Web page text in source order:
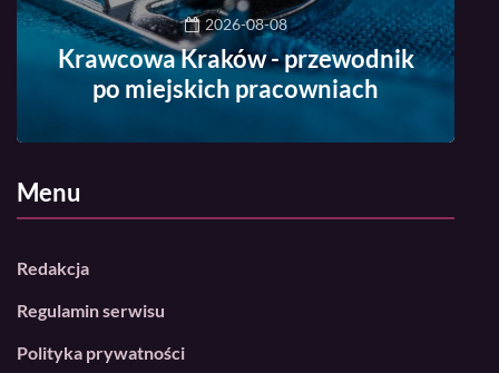
2026-08-08
Krawcowa Kraków - przewodnik
po miejskich pracowniach
Menu
Redakcja
Regulamin serwisu
Polityka prywatności